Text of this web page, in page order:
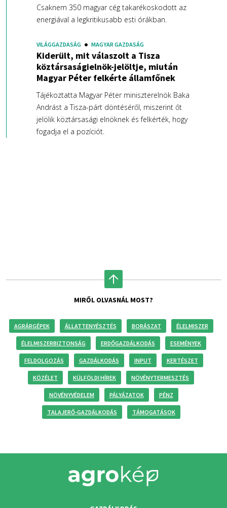
Csaknem 350 magyar cég takarékoskodott az
energiával a legkritikusabb esti órákban.
VILÁGGAZDASÁG MAGYAR GAZDASÁG
Kiderült, mit válaszolt a Tisza
köztársaságielnök-jelöltje, miután
Magyar Péter felkérte államfőnek
Tájékoztatta Magyar Péter miniszterelnök Baka
Andrást a Tisza-párt döntéséről, miszerint őt
jelölik köztársasági elnöknek és felkérték, hogy
fogadja el a pozíciót.
MIRŐL OLVASNÁL MOST?
AGRÁRGÉPEK ÁLLATTENYÉSZTÉS BORÁSZAT ÉLELMISZER
ÉLELMISZERBIZTONSÁG ERDŐGAZDÁLKODÁS ESEMÉNYEK
FELDOLGOZÁS GAZDÁLKODÁS INPUT KERTÉSZET
KÖZÉLET KÜLFÖLDI HÍREK NÖVÉNYTERMESZTÉS
NÖVÉNYVÉDELEM PÁLYÁZATOK PÉNZ
TALAJERŐ-GAZDÁLKODÁS TÁMOGATÁSOK